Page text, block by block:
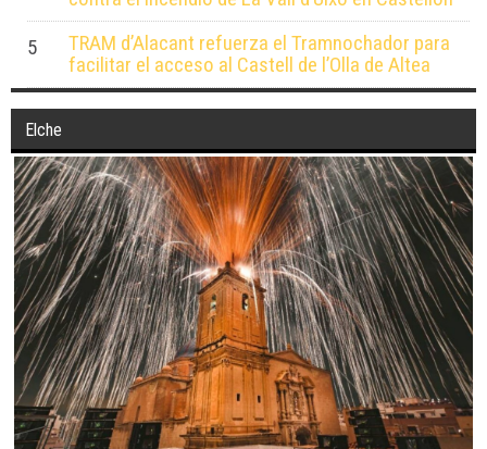
5
TRAM d’Alacant refuerza el Tramnochador para
facilitar el acceso al Castell de l’Olla de Altea
Elche